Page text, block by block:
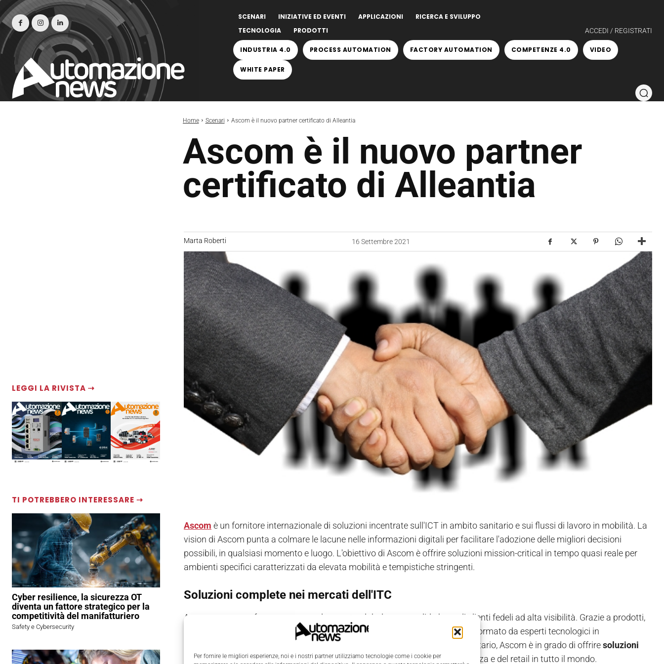
Per fornire le migliori esperienze, noi e i nostri partner utilizziamo tecnologie come i cookie per
SCENARI INIZIATIVE ED EVENTI APPLICAZIONI
RICERCA E SVILUPPO
TECNOLOGIA
PRODOTTI ACCEDI / REGISTRATI
INDUSTRIA 4.0 PROCESS AUTOMATION FACTORY AUTOMATION COMPETENZE 4.0 VIDEO
WHITE PAPER
Home Scenari Ascom è il nuovo partner certificato di Alleantia
Ascom è il nuovo partner
certificato di Alleantia
LEGGI LA RIVISTA ⇢
TI POTREBBERO INTERESSARE ⇢
Cyber resilience, la sicurezza OT
diventa un fattore strategico per la
competitività del manifatturiero
Safety e Cybersecurity
Marta Roberti 16 Settembre 2021
Ascom è un fornitore internazionale di soluzioni incentrate sull'ICT in ambito sanitario e sui flussi di lavoro in mobilità. La
vision di Ascom punta a colmare le lacune nelle informazioni digitali per facilitare l'adozione delle migliori decisioni
possibili, in qualsiasi momento e luogo. L'obiettivo di Ascom è offrire soluzioni mission-critical in tempo quasi reale per
ambienti specifici caratterizzati da elevata mobilità e tempistiche stringenti.
Soluzioni complete nei mercati dell'ITC
Ascom vanta una forte presenza nel mercato globale e una solida base di clienti fedeli ad alta visibilità. Grazie a prodotti,
tecnologie e servizi di alta qualità comprovata e a un ampio team esclusivo formato da esperti tecnologici in
comunicazione, informazione e flussi di lavoro, specialmente nel settore sanitario, Ascom è in grado di offriresoluzioni
complete nei mercati dell'ITCin ambito sanitario, dell'industria, della sicurezza e del retail in tutto il mondo.